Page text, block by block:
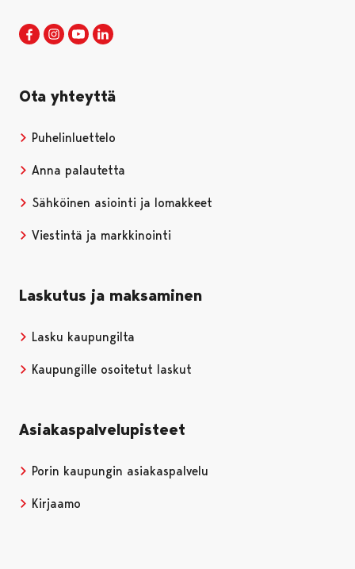
Porin kaupunki Facebookissa
Avautuu uudessa välilehdessä
Porin kaupunki Instagramissa
Avautuu uudessa välilehdessä
Porin kaupunki Youtubessa
Avautuu uudessa välilehdessä
Ota yhteyttä
Puhelinluettelo
Anna palautetta
Sähköinen asiointi ja lomakkeet
Viestintä ja markkinointi
Laskutus ja maksaminen
Lasku kaupungilta
Kaupungille osoitetut laskut
Asiakaspalvelupisteet
Porin kaupungin asiakaspalvelu
Kirjaamo